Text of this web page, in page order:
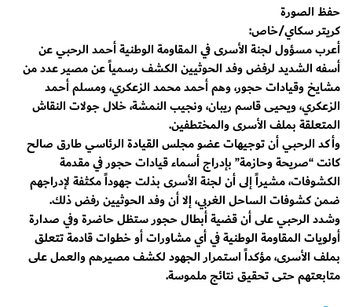
حفظ الصورة
كريتر سكاي/خاص:
أعرب مسؤول لجنة الأسرى في المقاومة الوطنية أحمد الرحبي عن
أسفه الشديد لرفض وفد الحوثيين الكشف رسمياً عن مصير عدد من
مشايخ وقيادات حجور، وهم أحمد محمد الزعكري، ومسلم أحمد
الزعكري، ويحيى قاسم ريبان، ونجيب النمشة، خلال جولات النقاش
المتعلقة بملف الأسرى والمختطفين.
وأكد الرحبي أن توجيهات عضو مجلس القيادة الرئاسي طارق صالح
كانت “صريحة وحازمة” بإدراج أسماء قيادات حجور في مقدمة
الكشوفات، مشيراً إلى أن لجنة الأسرى بذلت جهوداً مكثفة لإدراجهم
ضمن كشوفات الساحل الغربي، إلا أن وفد الحوثيين رفض ذلك.
وشدد الرحبي على أن قضية أبطال حجور ستظل حاضرة وفي صدارة
أولويات المقاومة الوطنية في أي مشاورات أو خطوات قادمة تتعلق
بملف الأسرى، مؤكداً استمرار الجهود لكشف مصيرهم والعمل على
متابعتهم حتى تحقيق نتائج ملموسة.